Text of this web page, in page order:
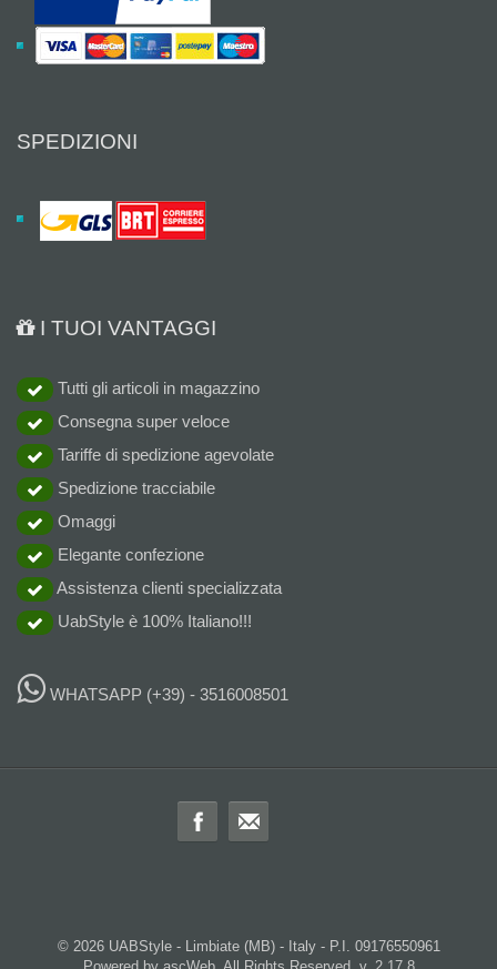
SPEDIZIONI
I TUOI VANTAGGI
Tutti gli articoli in magazzino
Consegna super veloce
Tariffe di spedizione agevolate
Spedizione tracciabile
Omaggi
Elegante confezione
Assistenza clienti specializzata
UabStyle è 100% Italiano!!!
WHATSAPP (+39) - 3516008501
© 2026 UABStyle - Limbiate (MB) - Italy - P.I. 09176550961